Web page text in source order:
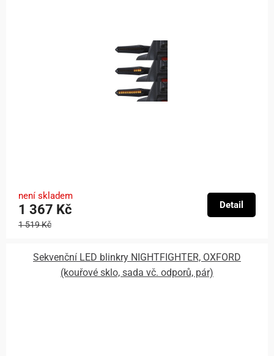
není skladem
1 367 Kč
1 519 Kč
Detail
Sekvenční LED blinkry NIGHTFIGHTER, OXFORD
(kouřové sklo, sada vč. odporů, pár)